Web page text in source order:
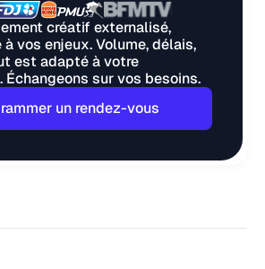
créatif externalisé,
vos enjeux. Volume, délais,
est adapté à votre
Échangeons sur vos besoins.
un rendez-vous